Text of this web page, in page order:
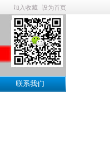
加入收藏 设为首页
联系我们